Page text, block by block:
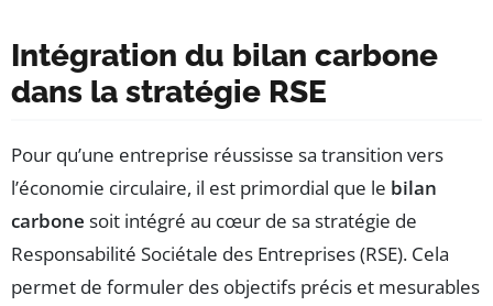
Intégration du bilan carbone
dans la stratégie RSE
Pour qu’une entreprise réussisse sa transition vers
l’économie circulaire, il est primordial que le bilan
carbone soit intégré au cœur de sa stratégie de
Responsabilité Sociétale des Entreprises (RSE). Cela
permet de formuler des objectifs précis et mesurables